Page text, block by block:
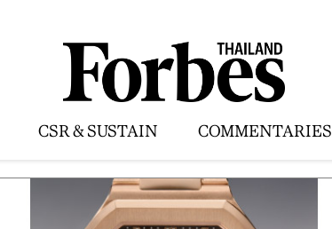
CSR & SUSTAIN COMMENTARIES